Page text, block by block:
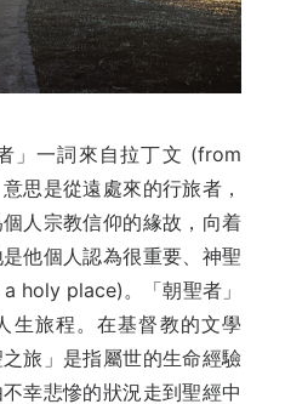
」一詞來自拉丁文 (from
思是從遠處來的行旅者，
人宗教信仰的緣故，向着
他個人認為很重要、神聖
holy place)。「朝聖者」
生旅程。在基督教的文學
旅」是指屬世的生命經驗
幸悲慘的狀況走到聖經中